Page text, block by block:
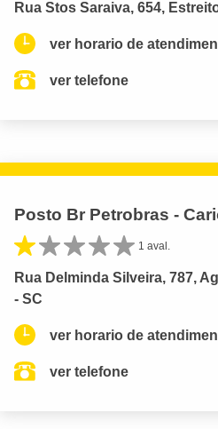
Rua Stos Saraiva, 654,
ver horario de
ver telefone
Posto Br Petrobras -
1 aval.
Rua Delminda Silveira, 787,
- SC
ver horario de
ver telefone